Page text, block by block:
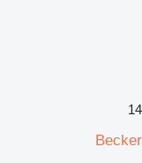
14
Becker